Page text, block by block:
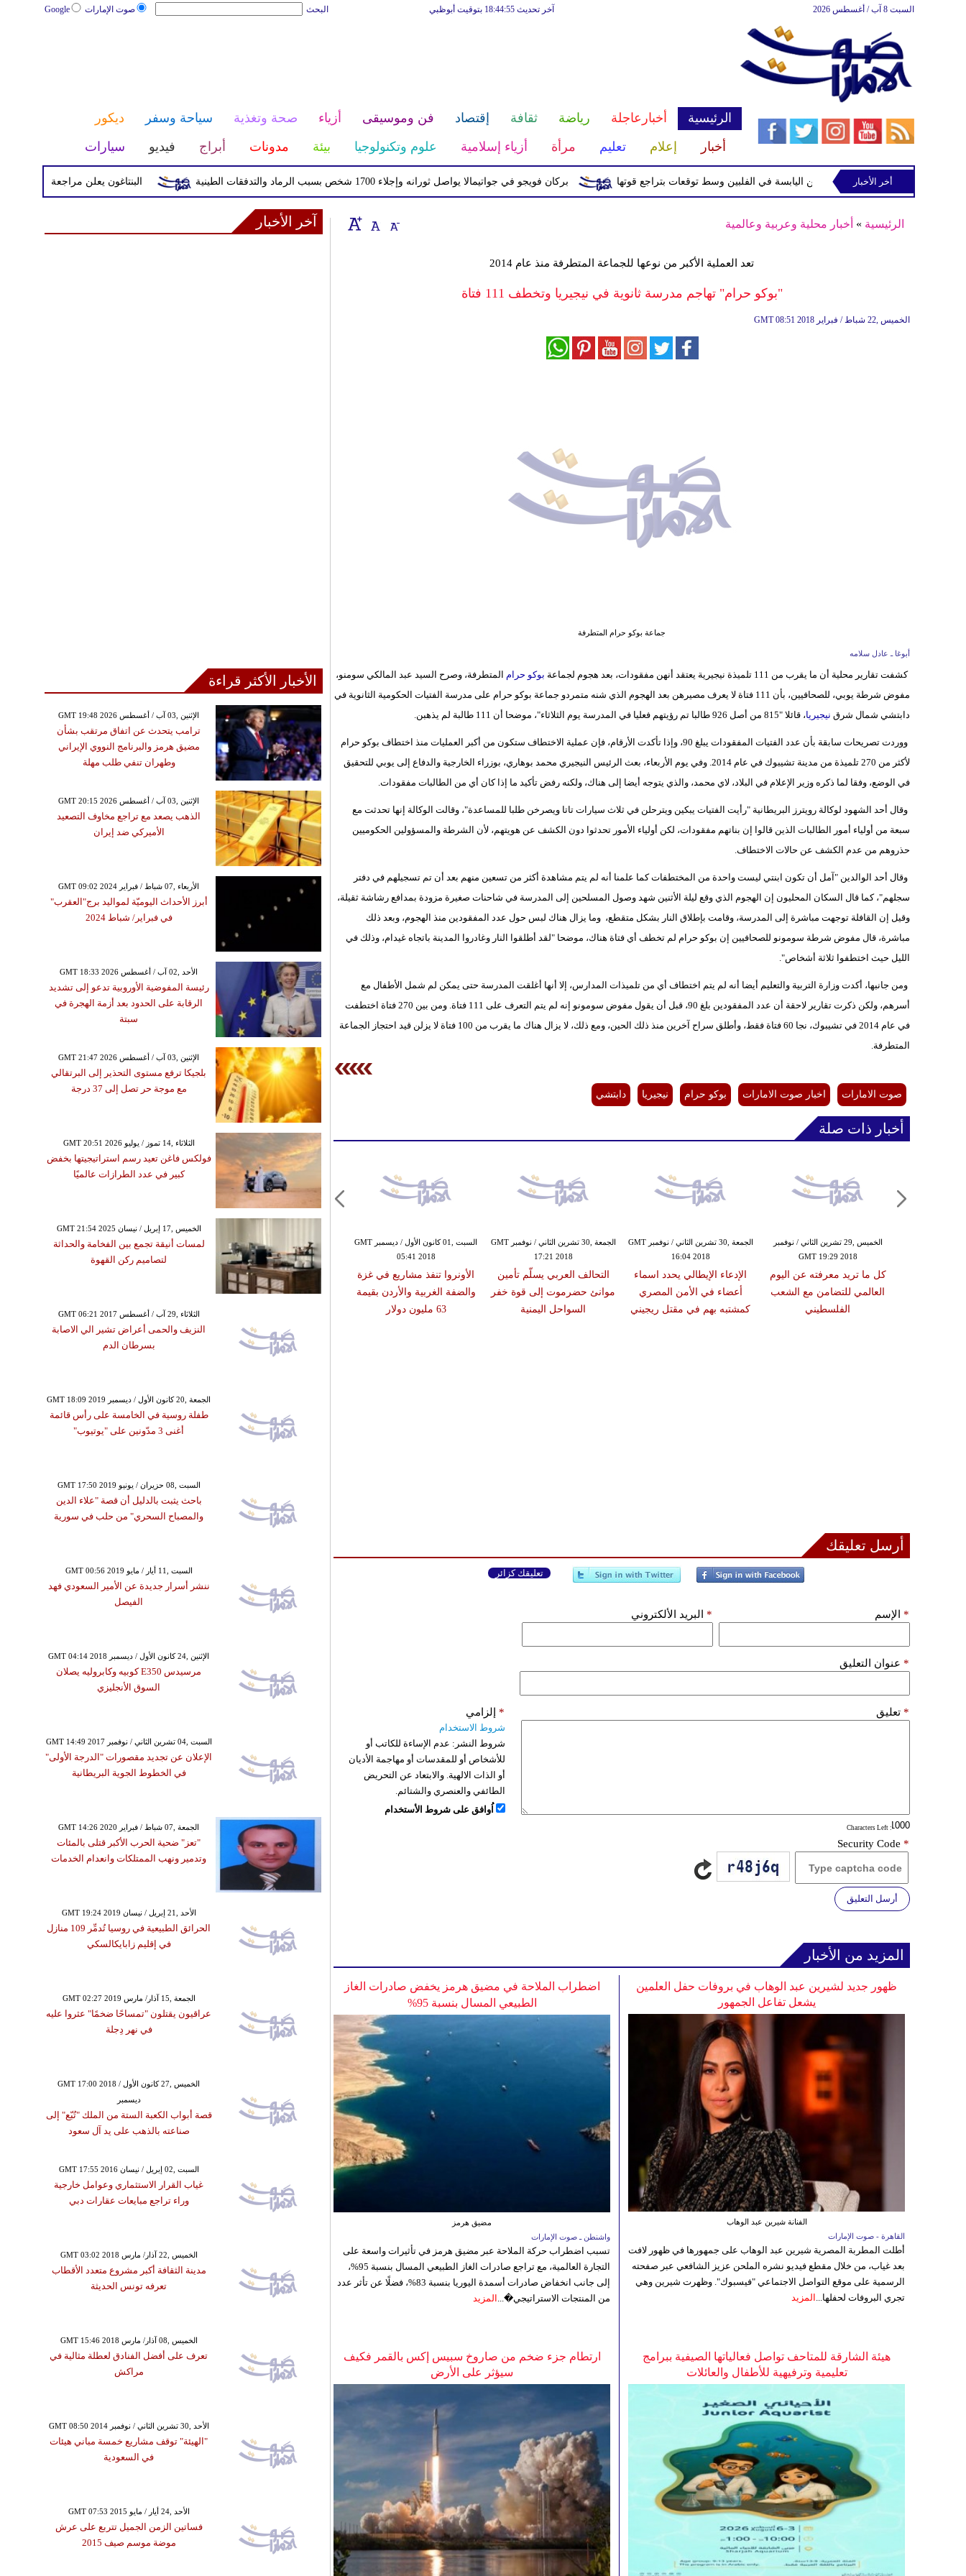
صوت الإمارات Google البحث آخر تحديث 18:44:55 بتوقيت أبوظبي السبت 8 آب / أغسطس 2026
الرئيسية أخبارعاجلة رياضة ثقافة إقتصاد فن وموسيقى أزياء صحة وتغذية سياحة وسفر
ديكور
أخبار
إعلام تعليم مرأة أزياء إسلامية علوم وتكنولوجيا بيئة مدونات أبراج فيديو سيارات
البنتاغون يعلن مراجعة التواجد العسكري بركان فويجو في جواتيمالا يواصل ثورانه وإجلاء 1700 شخص بسبب الرماد والتدفقات الطينية الاستوائية "مايماي" تقترب من اليابسة في الفلبين وسط توقعات بتراجع قوتها
أخر الأخبار
الرئيسية » أخبار محلية وعربية وعالمية
تعد العملية الأكبر من نوعها للجماعة المتطرفة منذ عام 2014
"بوكو حرام" تهاجم مدرسة ثانوية في نيجيريا وتخطف 111 فتاة
GMT 08:51 2018 الخميس ,22 شباط / فبراير
جماعة بوكو حرام المتطرفة
أبوغا ـ عادل سلامه
كشفت تقارير محلية أن ما يقرب من 111 تلميذة نيجيرية يعتقد أنهن مفقودات، بعد هجوم لجماعة بوكو حرام المتطرفة، وصرح السيد عبد المالكي سومنو،
مفوض شرطة يوبي، للصحافيين، بأن 111 فتاة لا يعرف مصيرهن بعد الهجوم الذي شنه متمردو جماعة بوكو حرام على مدرسة الفتيات الحكومية الثانوية في
دابتشي شمال شرق نيجيريا، قائلا "815 من أصل 926 طالبا تم رؤيتهم فعليا في المدرسة يوم الثلاثاء"، موضحا أن 111 طالبة لم يذهبن.
ووردت تصريحات سابقة بأن عدد الفتيات المفقودات يبلغ 90، وإذا تأكدت الأرقام، فإن عملية الاختطاف ستكون من أكبر العمليات منذ اختطاف بوكو حرام
لأكثر من 270 تلميذة من مدينة تشيبوك في عام 2014. وفي يوم الأربعاء، بعث الرئيس النيجيري محمد بوهاري، بوزراء الخارجية والدفاع إلى يوبي للتحقيق
في الوضع، وفقا لما ذكره وزير الإعلام في البلاد، لاي محمد، والذي يتوجه أيضا إلى هناك، ولكنه رفض تأكيد ما إذا كان أي من الطالبات مفقودات.
وقال أحد الشهود لوكالة رويترز البريطانية "رأيت الفتيات يبكين ويترحلن في ثلاث سيارات تاتا ويصرخن طلبا للمساعدة"، وقالت الوكالة إنها تحدثت مع
سبعة من أولياء أمور الطالبات الذين قالوا إن بناتهم مفقودات، لكن أولياء الأمور تحدثوا دون الكشف عن هويتهم، لأن الشرطة والمسؤولين الحكوميين
حذروهم من عدم الكشف عن حالات الاختطاف.
وقال أحد الوالدين "آمل أن تكون ابنتي ليست واحدة من المختطفات كما علمنا أنه لم يتم مشاهدة أكثر من تسعين منهم بعد أن تم تسجيلهم في دفتر
سجلهم"، كما قال السكان المحليون إن الهجوم الذي وقع ليلة الأثنين شهد وصول المسلحين إلى المدرسة في شاحنات صغيرة مزودة بمدافع رشاشة ثقيلة،
وقيل إن القافلة توجهت مباشرة إلى المدرسة، وقامت بإطلاق النار بشكل متقطع، وما يزال هناك لبس حول عدد المفقودين منذ الهجوم، وبعد ذلك
مباشرة، قال مفوض شرطة سومونو للصحافيين إن بوكو حرام لم تخطف أي فتاة هناك، موضحا "لقد أطلقوا النار وغادروا المدينة باتجاه غيدام، وذلك في
الليل حيث اختطفوا ثلاثة أشخاص".
ومن جانبها، أكدت وزارة التربية والتعليم أيضا أنه لم يتم اختطاف أي من تلميذات المدارس، إلا أنها أغلقت المدرسة حتى يمكن لم شمل الأطفال مع
أسرهم، ولكن ذكرت تقارير لاحقة أن عدد المفقودين بلغ 90، قبل أن يقول مفوض سومونو إنه لم يتم التعرف على 111 فتاة. ومن بين 270 فتاة اختطفت
في عام 2014 في تشيبوك، نجا 60 فتاة فقط، وأطلق سراح آخرين منذ ذلك الحين، ومع ذلك، لا يزال هناك ما يقرب من 100 فتاة لا يزلن قيد احتجاز الجماعة
المتطرفة.
صوت الامارات اخبار صوت الامارات بوكو حرام نيجيريا دابتشي
أخبار ذات صلة
السبت ,01 كانون الأول / ديسمبر GMT
05:41 2018
الأونروا تنفذ مشاريع في غزة
والضفة الغربية والأردن بقيمة
63 مليون دولار
الجمعة ,30 تشرين الثاني / نوفمبر GMT
17:21 2018
التحالف العربي يسلّم تأمين
موانئ حضرموت إلى قوة خفر
السواحل اليمنية
الجمعة ,30 تشرين الثاني / نوفمبر GMT
16:04 2018
الإدعاء الإيطالي يحدد اسماء
أعضاء في الأمن المصري
كمشتبه بهم في مقتل ريجيني
الخميس ,29 تشرين الثاني / نوفمبر
GMT 19:29 2018
كل ما تريد معرفته عن اليوم
العالمي للتضامن مع الشعب
الفلسطيني
أرسل تعليقك
تعليقك كزائر
الإسم * البريد الألكتروني *
عنوان التعليق *
تعليق *
: Characters Left
إلزامي *
شروط الاستخدام
شروط النشر: عدم الإساءة للكاتب أو
للأشخاص أو للمقدسات أو مهاجمة الأديان
أو الذات الالهية. والابتعاد عن التحريض
الطائفي والعنصري والشتائم.
اُوافق على شروط الأستخدام
Security Code *
أرسل التعليق
المزيد من الأخبار
اضطراب الملاحة في مضيق هرمز يخفض صادرات الغاز
الطبيعي المسال بنسبة 95%
مضيق هرمز
واشنطن ـ صوت الإمارات
تسبب اضطراب حركة الملاحة عبر مضيق هرمز في تأثيرات واسعة على
التجارة العالمية، مع تراجع صادرات الغاز الطبيعي المسال بنسبة 95%،
إلى جانب انخفاض صادرات أسمدة اليوريا بنسبة 83%، فضلًا عن تأثر عدد
من المنتجات الاستراتيجي�... المزيد
ظهور جديد لشيرين عبد الوهاب في بروفات حفل العلمين
يشعل تفاعل الجمهور
الفنانة شيرين عبد الوهاب
القاهرة - صوت الإمارات
أطلت المطربة المصرية شيرين عبد الوهاب على جمهورها في ظهور لافت
بعد غياب، من خلال مقطع فيديو نشره الملحن عزيز الشافعي عبر صفحته
الرسمية على موقع التواصل الاجتماعي "فيسبوك". وظهرت شيرين وهي
تجري البروفات لحفلها... المزيد
ارتطام جزء ضخم من صاروخ سبيس إكس بالقمر فكيف
سيؤثر على الأرض
هيئة الشارقة للمتاحف تواصل فعالياتها الصيفية ببرامج
تعليمية وترفيهية للأطفال والعائلات
آخر الأخبار
الأخبار الأكثر قراءة
GMT 19:48 2026 الإثنين ,03 آب / أغسطس
ترامب يتحدث عن اتفاق مرتقب بشأن
مضيق هرمز والبرنامج النووي الإيراني
وطهران تنفي طلب مهلة
GMT 20:15 2026 الإثنين ,03 آب / أغسطس
الذهب يصعد مع تراجع مخاوف التصعيد
الأميركي ضد إيران
GMT 09:02 2024 الأربعاء ,07 شباط / فبراير
أبرز الأحداث اليوميّة لمواليد برج"العقرب"
في فبراير/ شباط 2024
GMT 18:33 2026 الأحد ,02 آب / أغسطس
رئيسة المفوضية الأوروبية تدعو إلى تشديد
الرقابة على الحدود بعد أزمة الهجرة في
سبتة
GMT 21:47 2026 الإثنين ,03 آب / أغسطس
بلجيكا ترفع مستوى التحذير إلى البرتقالي
مع موجة حر تصل إلى 37 درجة
GMT 20:51 2026 الثلاثاء ,14 تموز / يوليو
فولكس فاغن تعيد رسم استراتيجيتها بخفض
كبير في عدد الطرازات عالميًا
GMT 21:54 2025 الخميس ,17 إبريل / نيسان
لمسات أنيقة تجمع بين الفخامة والحداثة
لتصاميم ركن القهوة
GMT 06:21 2017 الثلاثاء ,29 آب / أغسطس
النزيف والحمى أعراض تشير الي الاصابة
بسرطان الدم
GMT 18:09 2019 الجمعة ,20 كانون الأول / ديسمبر
طفلة روسية في الخامسة على رأس قائمة
أغنى 3 مدّونين على "يوتيوب"
GMT 17:50 2019 السبت ,08 حزيران / يونيو
باحث يثبت بالدليل أن قصة "علاء الدين
والمصباح السحري" من حلب في سورية
GMT 00:56 2019 السبت ,11 أيار / مايو
ننشر أسرار جديدة عن الأمير السعودي فهد
الفيصل
GMT 04:14 2018 الإثنين ,24 كانون الأول / ديسمبر
مرسيدس E350 كوبيه وكابروليه يصلان
السوق الأنجليزي
GMT 14:49 2017 السبت ,04 تشرين الثاني / نوفمبر
الإعلان عن تجديد مقصورات "الدرجة الأولى"
في الخطوط الجوية البريطانية
GMT 14:26 2020 الجمعة ,07 شباط / فبراير
"تعز" ضحية الحرب الأكبر قتلى بالمئات
وتدمير ونهب الممتلكات وانعدام الخدمات
GMT 19:24 2019 الأحد ,21 إبريل / نيسان
الحرائق الطبيعية في روسيا تُدمِّر 109 منازل
في إقليم زابايكالسكي
GMT 02:27 2019 الجمعة ,15 آذار/ مارس
عراقيون يقتلون "تمساحًا ضخمًا" عثروا عليه
في نهر دِجلة
GMT 17:00 2018 الخميس ,27 كانون الأول /
ديسمبر
قصة أبواب الكعبة الستة من الملك "تُبّع" إلى
صناعته بالذهب على يد آل سعود
GMT 17:55 2016 السبت ,02 إبريل / نيسان
غياب القرار الاستثماري وعوامل خارجية
وراء تراجع مبايعات عقارات دبي
GMT 03:02 2018 الخميس ,22 آذار/ مارس
مدينة الثقافة أكبر مشروع متعدد الأقطاب
تعرفه تونس الحديثة
GMT 15:46 2018 الخميس ,08 آذار/ مارس
تعرف على أفضل الفنادق لعطلة مثالية في
مراكش
GMT 08:50 2014 الأحد ,30 تشرين الثاني / نوفمبر
"الهيئة" توقف مشاريع خمسة مباني هيئات
في السعودية
GMT 07:53 2015 الأحد ,24 أيار / مايو
فساتين الزمن الجميل تتربع على عرش
موضة موسم صيف 2015